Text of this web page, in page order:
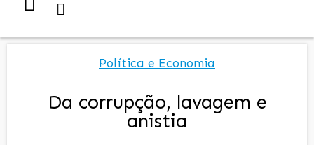
Política e Economia
Da corrupção, lavagem e
anistia